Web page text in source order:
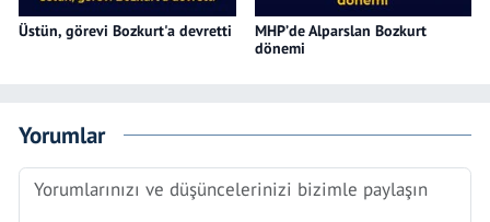
Üstün, görevi Bozkurt'a devretti
MHP’de Alparslan Bozkurt
dönemi
Yorumlar